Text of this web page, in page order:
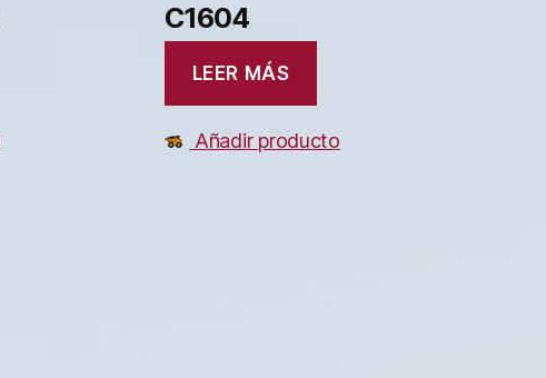
C1604
LEER MÁS
Añadir producto